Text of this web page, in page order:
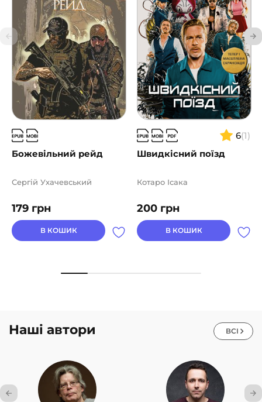
Божевільний рейд
179 грн
Сергій Ухачевський
В КОШИК
6(1)
Швидкісний поїзд
200 грн
Котаро Ісака
В КОШИК
Наші автори ВСІ